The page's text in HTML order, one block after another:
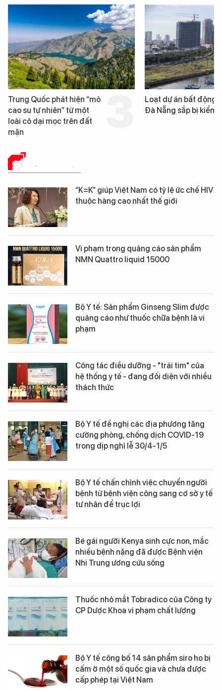
Trung Quốc phát hiện “mỏ
cao su tự nhiên” từ một
loài cỏ dại mọc trên đất
mặn
Loạt dự án bất động
Đà Nẵng sắp bị kiểm
SỨC KHỎE 24H
“K=K” giúp Việt Nam có tỷ lệ ức chế HIV
thuộc hàng cao nhất thế giới
Vi phạm trong quảng cáo sản phẩm
NMN Quattro liquid 15000
Bộ Y tế: Sản phẩm Ginseng Slim được
quảng cáo như thuốc chữa bệnh là vi
phạm
Công tác điều dưỡng - "trái tim" của
hệ thống y tế - đang đối diện với nhiều
thách thức
Bộ Y tế đề nghị các địa phương tăng
cường phòng, chống dịch COVID-19
trong dịp nghỉ lễ 30/4-1/5
Bộ Y tế chấn chỉnh việc chuyển người
bệnh từ bệnh viện công sang cơ sở y tế
tư nhân để trục lợi
Bé gái người Kenya sinh cực non, mắc
nhiều bệnh nặng đã được Bệnh viện
Nhi Trung ương cứu sống
Thuốc nhỏ mắt Tobradico của Công ty
CP Dược Khoa vi phạm chất lượng
Bộ Y tế công bố 14 sản phẩm siro ho bị
cấm ở một số quốc gia và chưa được
cấp phép tại Việt Nam